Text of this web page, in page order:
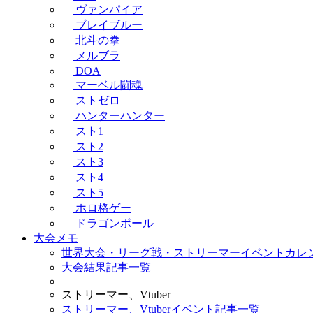
ヴァンパイア
ブレイブルー
北斗の拳
メルブラ
DOA
マーベル闘魂
ストゼロ
ハンターハンター
スト1
スト2
スト3
スト4
スト5
ホロ格ゲー
ドラゴンボール
大会メモ
世界大会・リーグ戦・ストリーマーイベントカレ
大会結果記事一覧
ストリーマー、Vtuber
ストリーマー、Vtuberイベント記事一覧